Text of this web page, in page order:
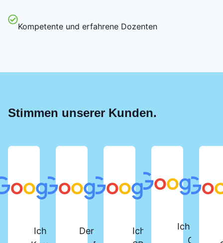
Kompetente und erfahrene Dozenten
Stimmen unserer Kunden.
Ich habe vor Kurzem den
Der SPS-Lehrgang beim
Ich habe denIch habe
Online-